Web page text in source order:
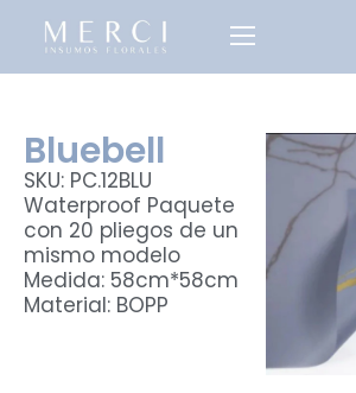
Bluebell
SKU: PC.12BLU
Waterproof Paquete
con 20 pliegos de un
mismo modelo
Medida: 58cm*58cm
Material: BOPP